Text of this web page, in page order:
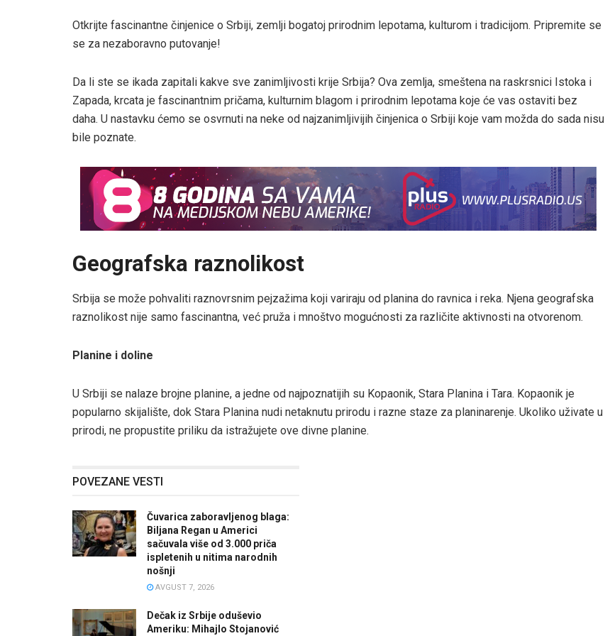
Otkrijte fascinantne činjenice o Srbiji, zemlji bogatoj prirodnim lepotama, kulturom i tradicijom. Pripremite se
se za nezaboravno putovanje!
Da li ste se ikada zapitali kakve sve zanimljivosti krije Srbija? Ova zemlja, smeštena na raskrsnici Istoka i
Zapada, krcata je fascinantnim pričama, kulturnim blagom i prirodnim lepotama koje će vas ostaviti bez
daha. U nastavku ćemo se osvrnuti na neke od najzanimljivijih činjenica o Srbiji koje vam možda do sada nisu
bile poznate.
Geografska raznolikost
Srbija se može pohvaliti raznovrsnim pejzažima koji variraju od planina do ravnica i reka. Njena geografska
raznolikost nije samo fascinantna, već pruža i mnoštvo mogućnosti za različite aktivnosti na otvorenom.
Planine i doline
U Srbiji se nalaze brojne planine, a jedne od najpoznatijih su Kopaonik, Stara Planina i Tara. Kopaonik je
popularno skijalište, dok Stara Planina nudi netaknutu prirodu i razne staze za planinarenje. Ukoliko uživate u
prirodi, ne propustite priliku da istražujete ove divne planine.
POVEZANE VESTI
Čuvarica zaboravljenog blaga:
Biljana Regan u Americi
sačuvala više od 3.000 priča
ispletenih u nitima narodnih
nošnji
AVGUST 7, 2026
Dečak iz Srbije oduševio
Ameriku: Mihajlo Stojanović